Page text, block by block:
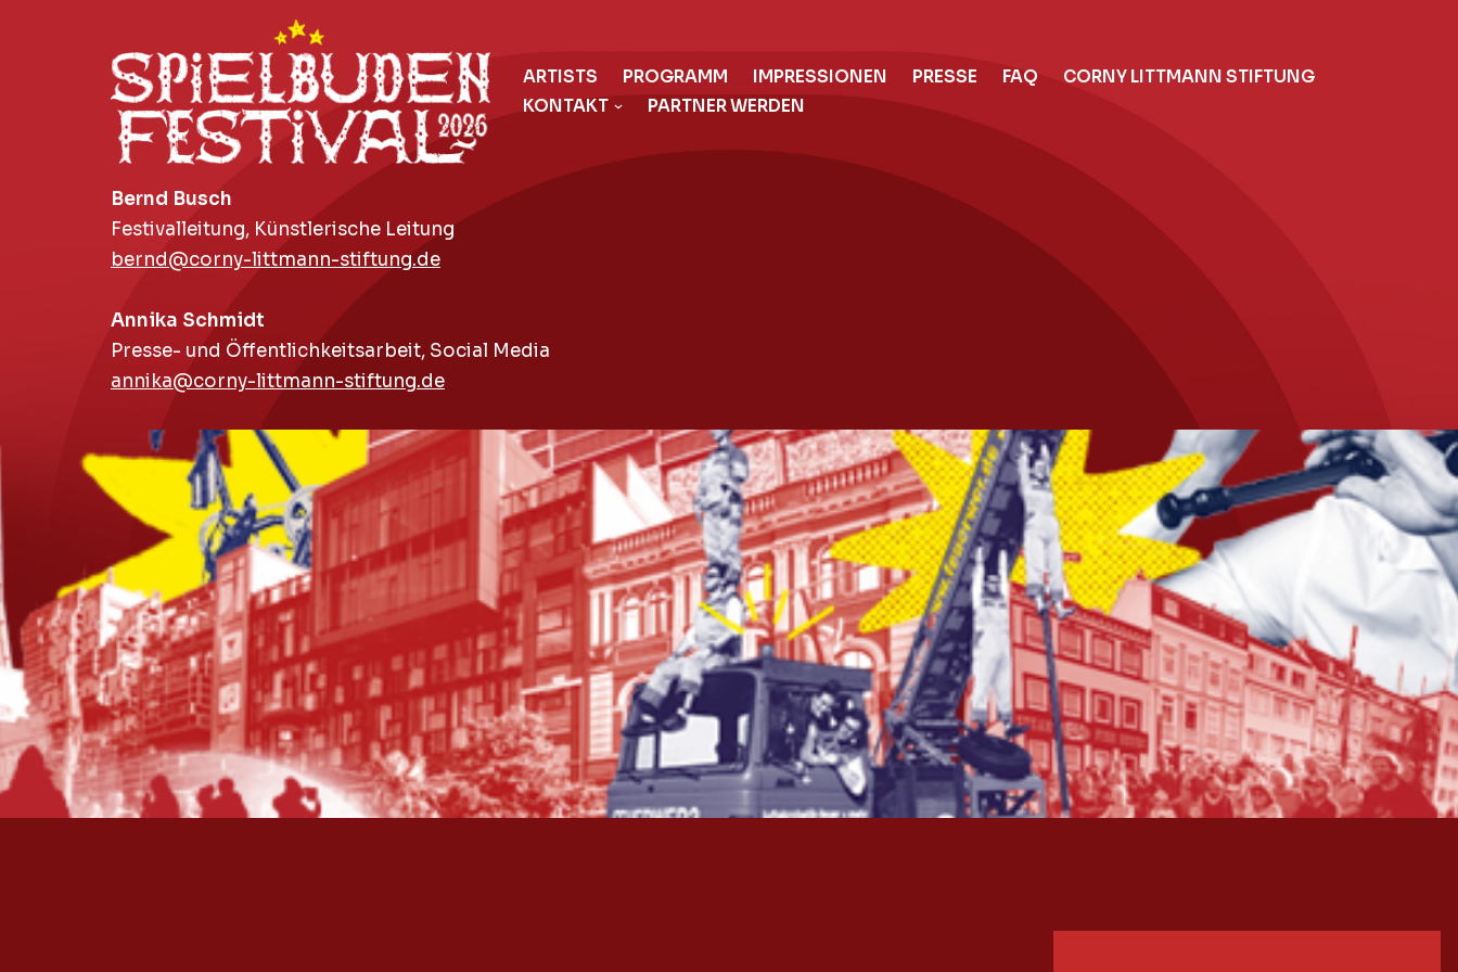
ARTISTS PROGRAMM IMPRESSIONEN PRESSE FAQ
CORNY LITTMANN STIFTUNG
KONTAKT
PARTNER WERDEN
Bernd Busch
Festivalleitung, Künstlerische Leitung
bernd@corny-littmann-stiftung.de
Annika Schmidt
Presse- und Öffentlichkeitsarbeit, Social Media
annika@corny-littmann-stiftung.de